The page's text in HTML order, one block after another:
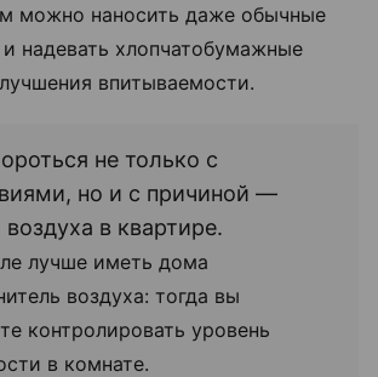
можно наносить даже обычные
надевать хлопчатобумажные
впитываемости.
не только с
но и с причиной —
в квартире.
лучше иметь дома
воздуха: тогда вы
контролировать уровень
в комнате.